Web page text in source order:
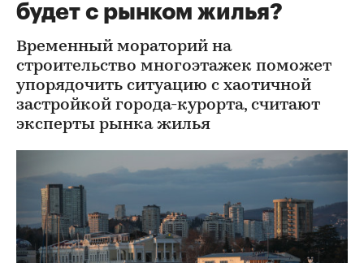
будет с рынком жилья?
Временный мораторий на
строительство многоэтажек поможет
упорядочить ситуацию с хаотичной
застройкой города-курорта, считают
эксперты рынка жилья